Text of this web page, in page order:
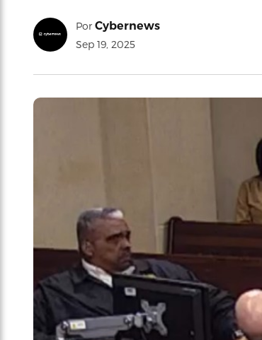
Por Cybernews
Sep 19, 2025